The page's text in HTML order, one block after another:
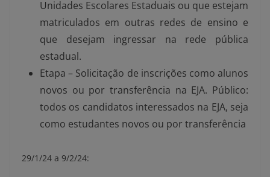
Unidades Escolares Estaduais ou que estejam
matriculados em outras redes de ensino e
que desejam ingressar na rede pública
estadual.
Etapa – Solicitação de inscrições como alunos
novos ou por transferência na EJA. Público:
todos os candidatos interessados na EJA, seja
como estudantes novos ou por transferência
29/1/24 a 9/2/24: